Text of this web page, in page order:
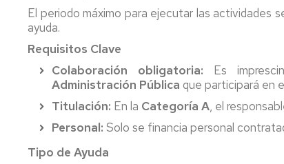
El periodo máximo para ejecutar las actividades
ayuda.
Requisitos Clave
Colaboración obligatoria: Es
Administración Pública que participará en
Titulación: En la Categoría A, el
Personal: Solo se financia personal
Tipo de Ayuda